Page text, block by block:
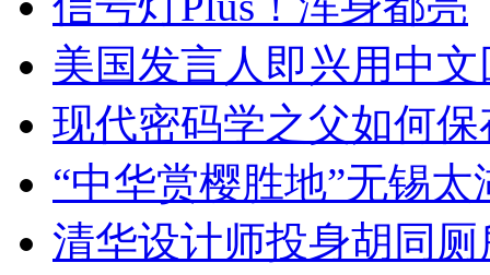
美国发言人即兴用中
现代密码学之父如何
“中华赏樱胜地”无锡
清华设计师投身胡同